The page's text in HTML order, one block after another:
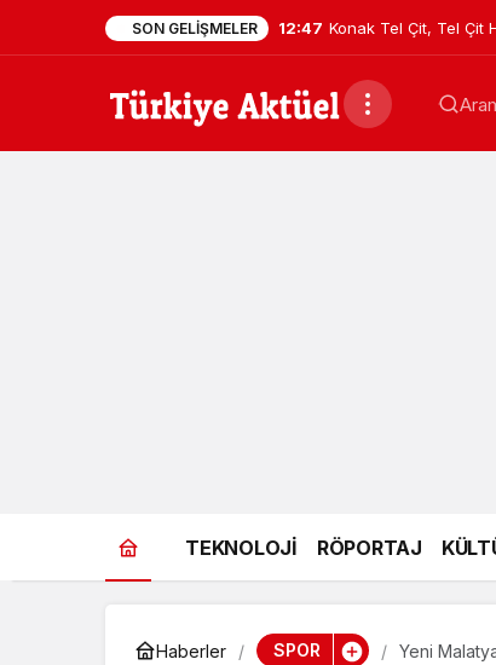
SON GELIŞMELER 12:47 Konak Tel Çit, Tel Çit
TEKNOLOJİ RÖPORTAJ
Haberler SPOR Yeni